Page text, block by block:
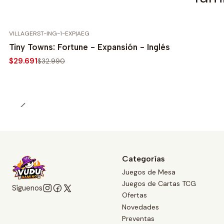
-10%
VILLAGERST-ING-1-EXP|AEG
Tiny Towns: Fortune - Expansión - Inglés
$29.691$32.990
Síguenos
Categorías
Juegos de Mesa
Juegos de Cartas TCG
Ofertas
Novedades
Preventas